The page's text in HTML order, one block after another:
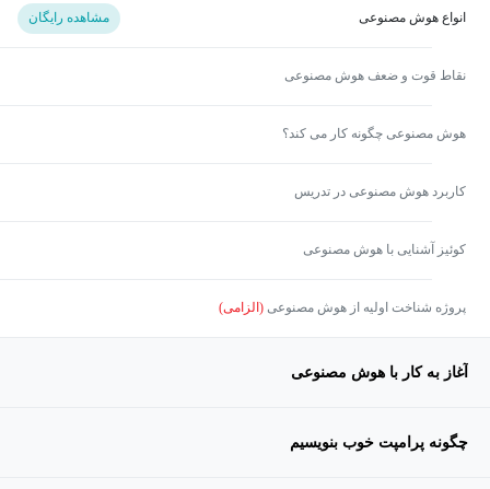
انواع هوش مصنوعی مشاهده رایگان
نقاط قوت و ضعف هوش مصنوعی
هوش مصنوعی چگونه کار می کند؟
کاربرد هوش مصنوعی در تدریس
کوئیز آشنایی با هوش مصنوعی
پروژه شناخت اولیه از هوش مصنوعی (الزامی)
آغاز به کار با هوش مصنوعی
چگونه پرامپت خوب بنویسیم